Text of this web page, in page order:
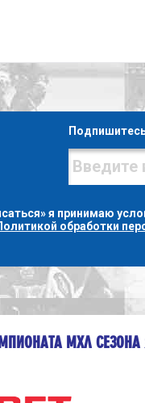
я принимаю
обработки
МХЛ СЕЗОНА